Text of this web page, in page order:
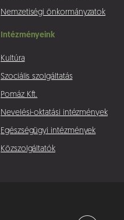
Nemzetiségi önkormányzatok
Intézményeink
Kultúra
Szociális szolgáltatás
Pomáz Kft.
Nevelési-oktatási intézmények
Egészségügyi intézmények
Közszolgáltatók